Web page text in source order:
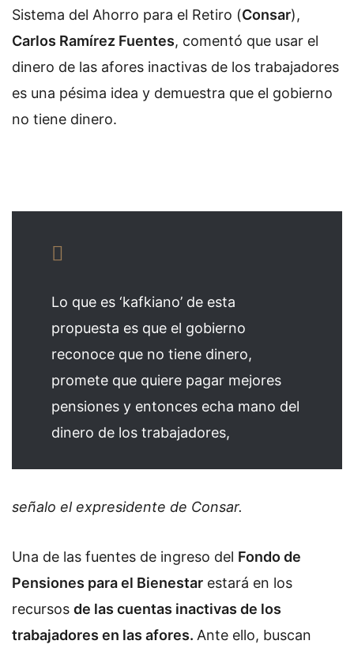
Sistema del Ahorro para el Retiro (Consar),
Carlos Ramírez Fuentes, comentó que usar el
dinero de las afores inactivas de los trabajadores
es una pésima idea y demuestra que el gobierno
no tiene dinero.
Lo que es ‘kafkiano’ de esta
propuesta es que el gobierno
reconoce que no tiene dinero,
promete que quiere pagar mejores
pensiones y entonces echa mano del
dinero de los trabajadores,
señalo el expresidente de Consar.
Una de las fuentes de ingreso del Fondo de
Pensiones para el Bienestar estará en los
recursos de las cuentas inactivas de los
trabajadores en las afores. Ante ello, buscan